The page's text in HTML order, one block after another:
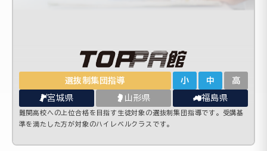
選抜制集団指導 小 中 高
宮城県 山形県 福島県
難関高校への上位合格を目指す生徒対象の選抜制集団指導です。受講基
準を満たした方が対象のハイレベルクラスです。